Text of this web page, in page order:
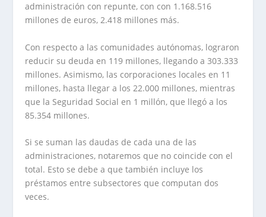
administración con repunte, con con 1.168.516
millones de euros, 2.418 millones más.
Con respecto a las comunidades autónomas, lograron
reducir su deuda en 119 millones, llegando a 303.333
millones. Asimismo, las corporaciones locales en 11
millones, hasta llegar a los 22.000 millones, mientras
que la Seguridad Social en 1 millón, que llegó a los
85.354 millones.
Si se suman las daudas de cada una de las
administraciones, notaremos que no coincide con el
total. Esto se debe a que también incluye los
préstamos entre subsectores que computan dos
veces.